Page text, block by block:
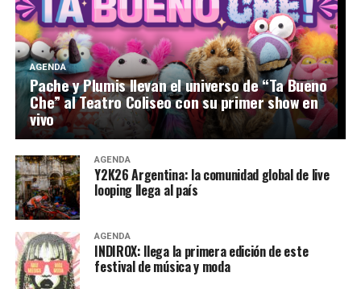
AGENDA
Pache y Plumis llevan el universo de “Ta Bueno
Che” al Teatro Coliseo con su primer show en
vivo
AGENDA
Y2K26 Argentina: la comunidad global de live
looping llega al país
AGENDA
INDIROX: llega la primera edición de este
festival de música y moda